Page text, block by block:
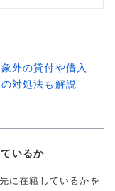
外の貸付や借入
対処法も解説
いるか
に在籍しているかを